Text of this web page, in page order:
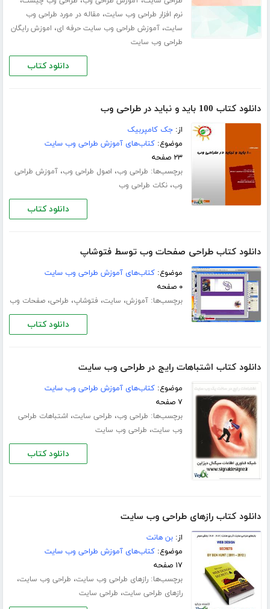
نرم افزار طراحی وب سایت، مقاله در مورد طراحی وب
سایت،آموزش طراحی وب سایت حرفه ای، اموزش رایگان
طراحی وب سایت
دانلود کتاب
دانلود کتاب 100 باید و نباید در طراحی وب
از:جک کامپربیک
موضوع:کتاب‌های آموزش طراحی وب سایت
۲۳ صفحه
برچسب‌ها: طراحی وب، اصول طراحی وب،آموزش طراحی
وب،نکات طراحی وب
دانلود کتاب
دانلود کتاب طراحی صفحات وب توسط فتوشاپ
موضوع:کتاب‌های آموزش طراحی وب سایت
۰ صفحه
برچسب‌ها:آموزش، سایت، فتوشاپ، طراحی،صفحات وب
دانلود کتاب
دانلود کتاب اشتباهات رایج در طراحی وب سایت
موضوع:کتاب‌های آموزش طراحی وب سایت
۷ صفحه
برچسب‌ها: طراحی وب، طراحی سایت، اشتباهات طراحی
وب سایت، طراحی وب سایت
دانلود کتاب
دانلود کتاب رازهای طراحی وب سایت
از:بن هانت
موضوع:کتاب‌های آموزش طراحی وب سایت
۱۷ صفحه
برچسب‌ها:رازهای طراحی وب سایت، طراحی وب سایت،
رازهای طراحی سایت، طراحی سایت